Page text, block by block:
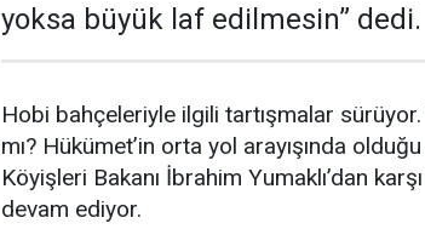
yoksa büyük laf edilmesin” dedi.
Hobi bahçeleriyle ilgili tartışmalar sürüyor.
mı? Hükümet’in orta yol arayışında
Köyişleri Bakanı İbrahim Yumaklı’dan
devam ediyor.